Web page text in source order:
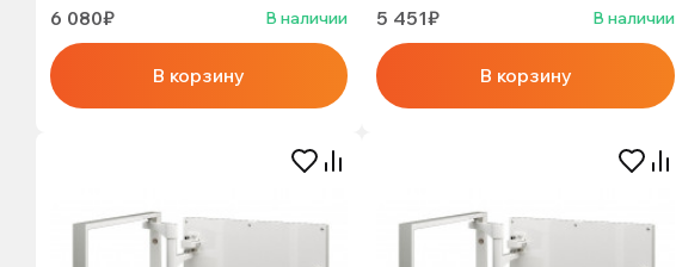
6 080₽ В наличии
В корзину
5 451₽ В наличии
В корзину